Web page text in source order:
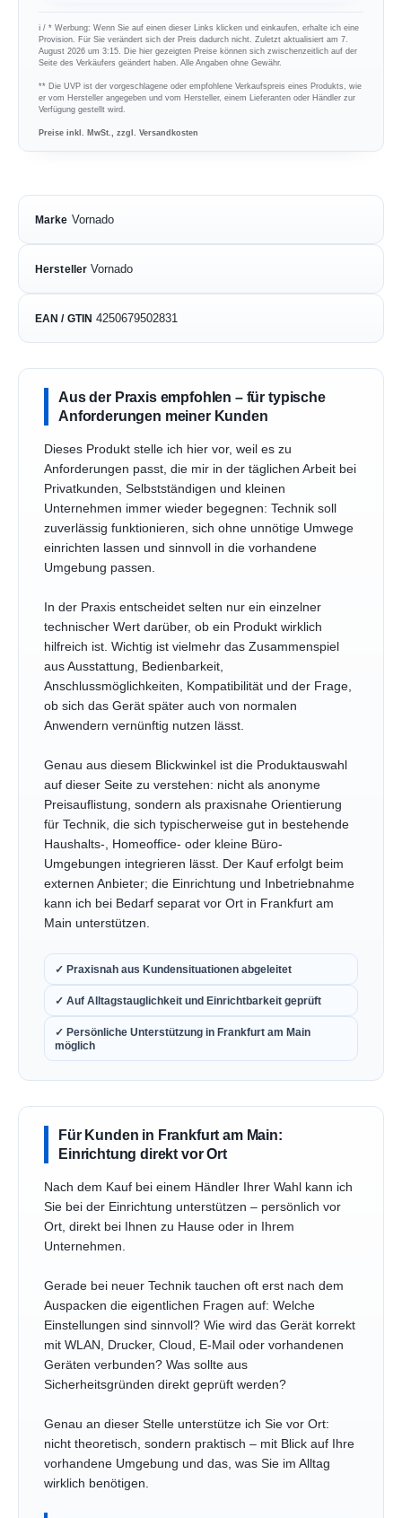
ℹ︎ / * Werbung: Wenn Sie auf einen dieser Links klicken und einkaufen, erhalte ich eine
Provision. Für Sie verändert sich der Preis dadurch nicht. Zuletzt aktualisiert am 7.
August 2026 um 3:15. Die hier gezeigten Preise können sich zwischenzeitlich auf der
Seite des Verkäufers geändert haben. Alle Angaben ohne Gewähr.
** Die UVP ist der vorgeschlagene oder empfohlene Verkaufspreis eines Produkts, wie
er vom Hersteller angegeben und vom Hersteller, einem Lieferanten oder Händler zur
Verfügung gestellt wird.
Preise inkl. MwSt., zzgl. Versandkosten
Marke Vornado
Hersteller Vornado
EAN / GTIN 4250679502831
Aus der Praxis empfohlen – für typische
Anforderungen meiner Kunden
Dieses Produkt stelle ich hier vor, weil es zu
Anforderungen passt, die mir in der täglichen Arbeit bei
Privatkunden, Selbstständigen und kleinen
Unternehmen immer wieder begegnen: Technik soll
zuverlässig funktionieren, sich ohne unnötige Umwege
einrichten lassen und sinnvoll in die vorhandene
Umgebung passen.
In der Praxis entscheidet selten nur ein einzelner
technischer Wert darüber, ob ein Produkt wirklich
hilfreich ist. Wichtig ist vielmehr das Zusammenspiel
aus Ausstattung, Bedienbarkeit,
Anschlussmöglichkeiten, Kompatibilität und der Frage,
ob sich das Gerät später auch von normalen
Anwendern vernünftig nutzen lässt.
Genau aus diesem Blickwinkel ist die Produktauswahl
auf dieser Seite zu verstehen: nicht als anonyme
Preisauflistung, sondern als praxisnahe Orientierung
für Technik, die sich typischerweise gut in bestehende
Haushalts-, Homeoffice- oder kleine Büro-
Umgebungen integrieren lässt. Der Kauf erfolgt beim
externen Anbieter; die Einrichtung und Inbetriebnahme
kann ich bei Bedarf separat vor Ort in Frankfurt am
Main unterstützen.
✓ Praxisnah aus Kundensituationen abgeleitet
✓ Auf Alltagstauglichkeit und Einrichtbarkeit geprüft
✓ Persönliche Unterstützung in Frankfurt am Main
möglich
Für Kunden in Frankfurt am Main:
Einrichtung direkt vor Ort
Nach dem Kauf bei einem Händler Ihrer Wahl kann ich
Sie bei der Einrichtung unterstützen – persönlich vor
Ort, direkt bei Ihnen zu Hause oder in Ihrem
Unternehmen.
Gerade bei neuer Technik tauchen oft erst nach dem
Auspacken die eigentlichen Fragen auf: Welche
Einstellungen sind sinnvoll? Wie wird das Gerät korrekt
mit WLAN, Drucker, Cloud, E-Mail oder vorhandenen
Geräten verbunden? Was sollte aus
Sicherheitsgründen direkt geprüft werden?
Genau an dieser Stelle unterstütze ich Sie vor Ort:
nicht theoretisch, sondern praktisch – mit Blick auf Ihre
vorhandene Umgebung und das, was Sie im Alltag
wirklich benötigen.